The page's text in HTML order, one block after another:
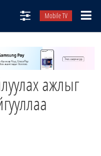
Mobile TV
ажлыг